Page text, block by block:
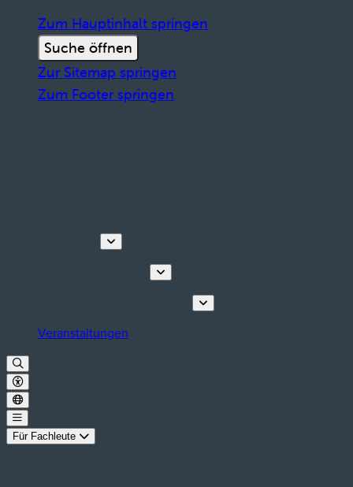
Zum Hauptinhalt springen
Suche öffnen
Zur Sitemap springen
Zum Footer springen
Veranstaltungen
Für Fachleute